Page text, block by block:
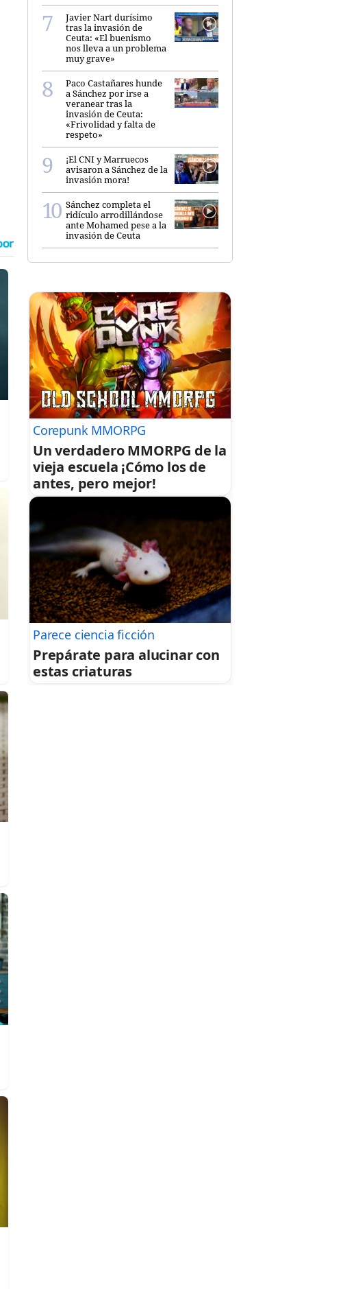
Javier Nart durísimo
tras la invasión de
Ceuta: «El buenismo
nos lleva a un problema
muy grave»
Paco Castañares hunde
a Sánchez por irse a
veranear tras la
invasión de Ceuta:
«Frivolidad y falta de
respeto»
¡El CNI y Marruecos
avisaron a Sánchez de la
invasión mora!
Sánchez completa el
ridículo arrodillándose
ante Mohamed pese a la
invasión de Ceuta
Corepunk MMORPG
Un verdadero MMORPG de la
vieja escuela ¡Cómo los de
antes, pero mejor!
Parece ciencia ficción
Prepárate para alucinar con
estas criaturas